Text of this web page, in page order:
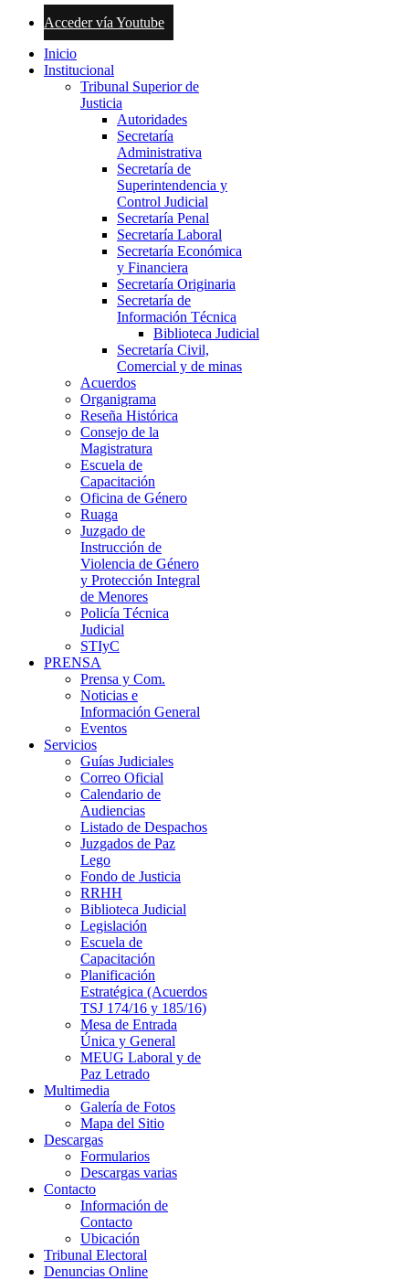
Acceder vía Youtube
Inicio
Institucional
Tribunal Superior de
Justicia
Autoridades
Secretaría
Administrativa
Secretaría de
Superintendencia y
Control Judicial
Secretaría Penal
Secretaría Laboral
Secretaría Económica
y Financiera
Secretaría Originaria
Secretaría de
Información Técnica
Biblioteca Judicial
Secretaría Civil,
Comercial y de minas
Acuerdos
Organigrama
Reseña Histórica
Consejo de la
Magistratura
Escuela de
Capacitación
Oficina de Género
Ruaga
Juzgado de
Instrucción de
Violencia de Género
y Protección Integral
de Menores
Policía Técnica
Judicial
STIyC
PRENSA
Prensa y Com.
Noticias e
Información General
Eventos
Servicios
Guías Judiciales
Correo Oficial
Calendario de
Audiencias
Listado de Despachos
Juzgados de Paz
Lego
Fondo de Justicia
RRHH
Biblioteca Judicial
Legislación
Escuela de
Capacitación
Planificación
Estratégica (Acuerdos
TSJ 174/16 y 185/16)
Mesa de Entrada
Única y General
MEUG Laboral y de
Paz Letrado
Multimedia
Galería de Fotos
Mapa del Sitio
Descargas
Formularios
Descargas varias
Contacto
Información de
Contacto
Ubicación
Tribunal Electoral
Denuncias Online